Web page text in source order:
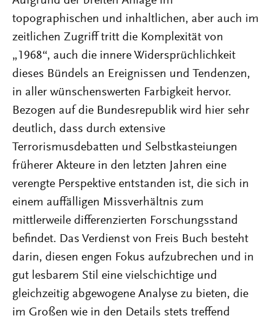
topographischen und inhaltlichen, aber auch im
zeitlichen Zugriff tritt die Komplexität von
„1968“, auch die innere Widersprüchlichkeit
dieses Bündels an Ereignissen und Tendenzen,
in aller wünschenswerten Farbigkeit hervor.
Bezogen auf die Bundesrepublik wird hier sehr
deutlich, dass durch extensive
Terrorismusdebatten und Selbstkasteiungen
früherer Akteure in den letzten Jahren eine
verengte Perspektive entstanden ist, die sich in
einem auffälligen Missverhältnis zum
mittlerweile differenzierten Forschungsstand
befindet. Das Verdienst von Freis Buch besteht
darin, diesen engen Fokus aufzubrechen und in
gut lesbarem Stil eine vielschichtige und
gleichzeitig abgewogene Analyse zu bieten, die
im Großen wie in den Details stets treffend